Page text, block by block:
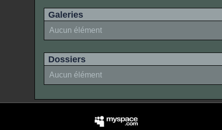
Galeries
Aucun élément
Dossiers
Aucun élément